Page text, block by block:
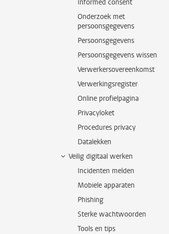
Informed consent
Onderzoek met
persoonsgegevens
Persoonsgegevens
Persoonsgegevens wissen
Verwerkersovereenkomst
Verwerkingsregister
Online profielpagina
Privacyloket
Procedures privacy
Datalekken
Veilig digitaal werken
Incidenten melden
Mobiele apparaten
Phishing
Sterke wachtwoorden
Tools en tips